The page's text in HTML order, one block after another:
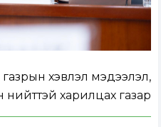
хэвлэл мэдээлэл,
нийттэй харилцах газар